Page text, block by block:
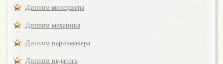
Диплом менеджера
Диплом механика
Диплом парикмахера
Диплом педагога